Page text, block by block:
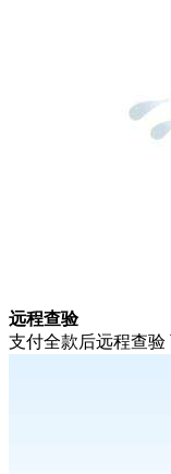
远程查验
支付全款后远程查